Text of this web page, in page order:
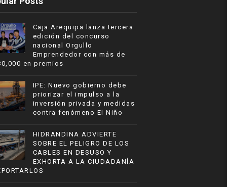
Caja Arequipa lanza tercera
edición del concurso
nacional Orgullo
Emprendedor con más de
en premios
IPE: Nuevo gobierno debe
priorizar el impulso a la
inversión privada y medidas
contra fenómeno El Niño
HIDRANDINA ADVIERTE
SOBRE EL PELIGRO DE LOS
CABLES EN DESUSO Y
EXHORTA A LA CIUDADANÍA